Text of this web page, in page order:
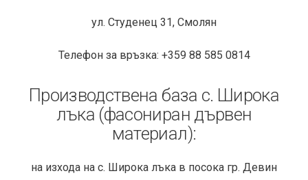
ул. Студенец 31, Смолян
Телефон за връзка: +359 88 585 0814
Производствена база с. Широка
лъка (фасониран дървен
материал):
на изхода на с. Широка лъка в посока гр. Девин